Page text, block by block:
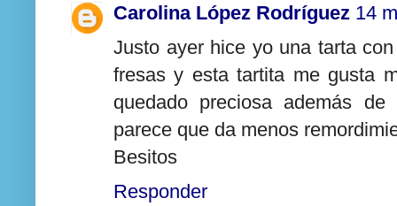
Carolina López Rodríguez 14
Justo ayer hice yo una tarta
fresas y esta tartita me gusta
quedado preciosa además
parece que da menos
Besitos
Responder